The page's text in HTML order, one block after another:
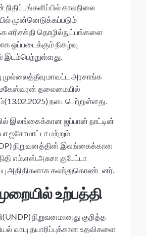
நிதிப்பங்களிப்பில் காலநிலை
முன்னெடுக்கப்படும்
எரிசக்தி தொழில்நுட்பங்களை
ஒப்படைக்கும் நிகழ்வு
இடம்பெற்றுள்ளது.
முல்லைத்தீவு மாவட்ட அரசாங்க
தலைமையில்
நடைபெற்றுள்ளது.
இலங்கைக்கான ஜப்பான் நாட்டின்
ஐசோமாட்டா மற்றும்
நிறுவனத்தின் இலங்கைக்கான
எம்.எஸ்.அசுசா குபேட்டா
அதிதிகளாக கலந்துகொண்டனர்.
உற்பத்தி
நிறுவனமானது குறித்த
வாயு தயாரிப்புக்கான உதவிகளை